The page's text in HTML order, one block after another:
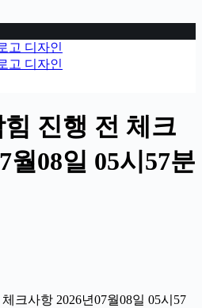
진행 전 체크
월08일 05시57분
크사항 2026년07월08일 05시57